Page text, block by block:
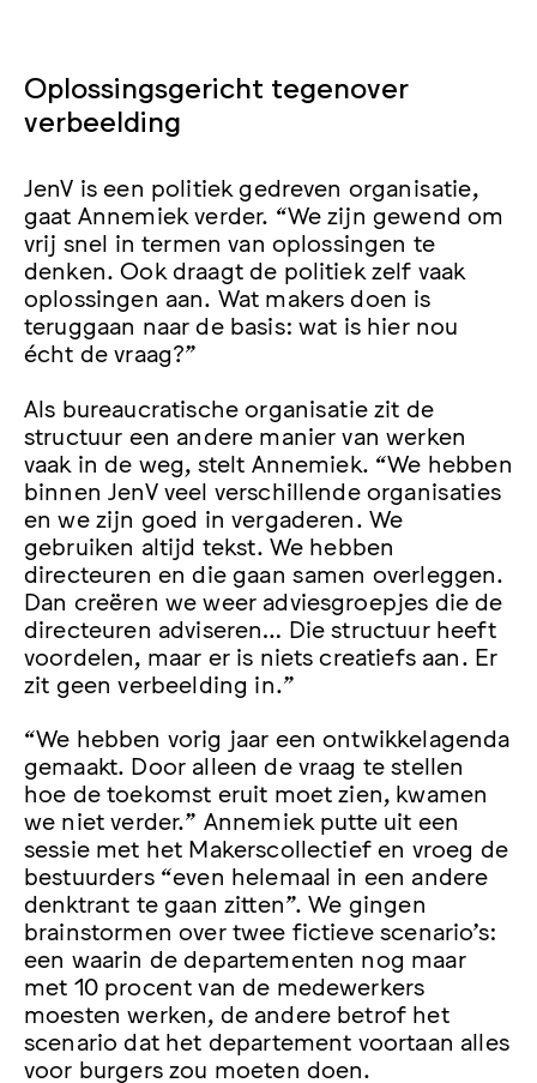
Oplossingsgericht tegenover
verbeelding
JenV is een politiek gedreven organisatie,
gaat Annemiek verder. “We zijn gewend om
vrij snel in termen van oplossingen te
denken. Ook draagt de politiek zelf vaak
oplossingen aan. Wat makers doen is
teruggaan naar de basis: wat is hier nou
écht de vraag?”
Als bureaucratische organisatie zit de
structuur een andere manier van werken
vaak in de weg, stelt Annemiek. “We hebben
binnen JenV veel verschillende organisaties
en we zijn goed in vergaderen. We
gebruiken altijd tekst. We hebben
directeuren en die gaan samen overleggen.
Dan creëren we weer adviesgroepjes die de
directeuren adviseren… Die structuur heeft
voordelen, maar er is niets creatiefs aan. Er
zit geen verbeelding in.”
“We hebben vorig jaar een ontwikkelagenda
gemaakt. Door alleen de vraag te stellen
hoe de toekomst eruit moet zien, kwamen
we niet verder.” Annemiek putte uit een
sessie met het Makerscollectief en vroeg de
bestuurders “even helemaal in een andere
denktrant te gaan zitten”. We gingen
brainstormen over twee fictieve scenario’s:
een waarin de departementen nog maar
met 10 procent van de medewerkers
moesten werken, de andere betrof het
scenario dat het departement voortaan alles
voor burgers zou moeten doen.